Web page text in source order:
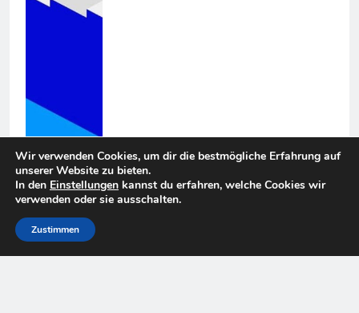
Suchen
Wir verwenden Cookies, um dir die bestmögliche Erfahrung auf
unserer Website zu bieten.
In den Einstellungen kannst du erfahren, welche Cookies wir
verwenden oder sie ausschalten.
Zustimmen